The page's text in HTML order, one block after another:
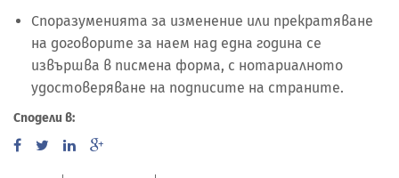
Споразуменията за изменение или прекратяване
на договорите за наем над една година се
извършва в писмена форма, с нотариалното
удостоверяване на подписите на страните.
Сподели в: